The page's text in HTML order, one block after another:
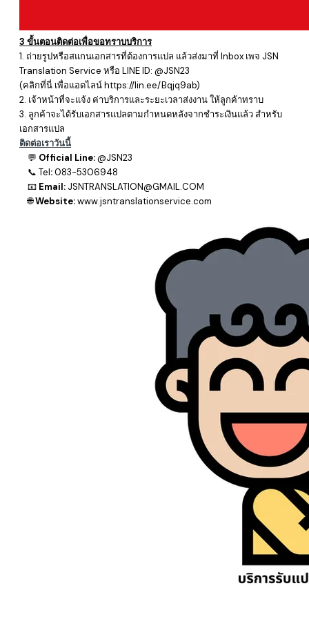
3 ขั้นตอนติดต่อเพื่อขอทราบบริการ
1. ถ่ายรูปหรือสแกนเอกสารที่ต้องการแปล แล้วส่งมาที่ Inbox เพจ JSN
Translation Service หรือ LINE ID: @JSN23
​(คลิกที่นี่ เพื่อแอดไลน์https://lin.ee/Bqjq9ab)
2. เจ้าหน้าที่จะแจ้ง ค่าบริการและระยะเวลาส่งงาน ให้ลูกค้าทราบ
3. ลูกค้าจะได้รับเอกสารแปลตามกำหนดหลังจากชำระเงินแล้ว สำหรับ
เอกสารแปล
ติดต่อเราวันนี้
💬 Official Line:@JSN23
📞 Tel:083-5306948
📧 Email: JSNTRANSLATION@GMAIL.COM
🌐Website:www.jsntranslationservice.com